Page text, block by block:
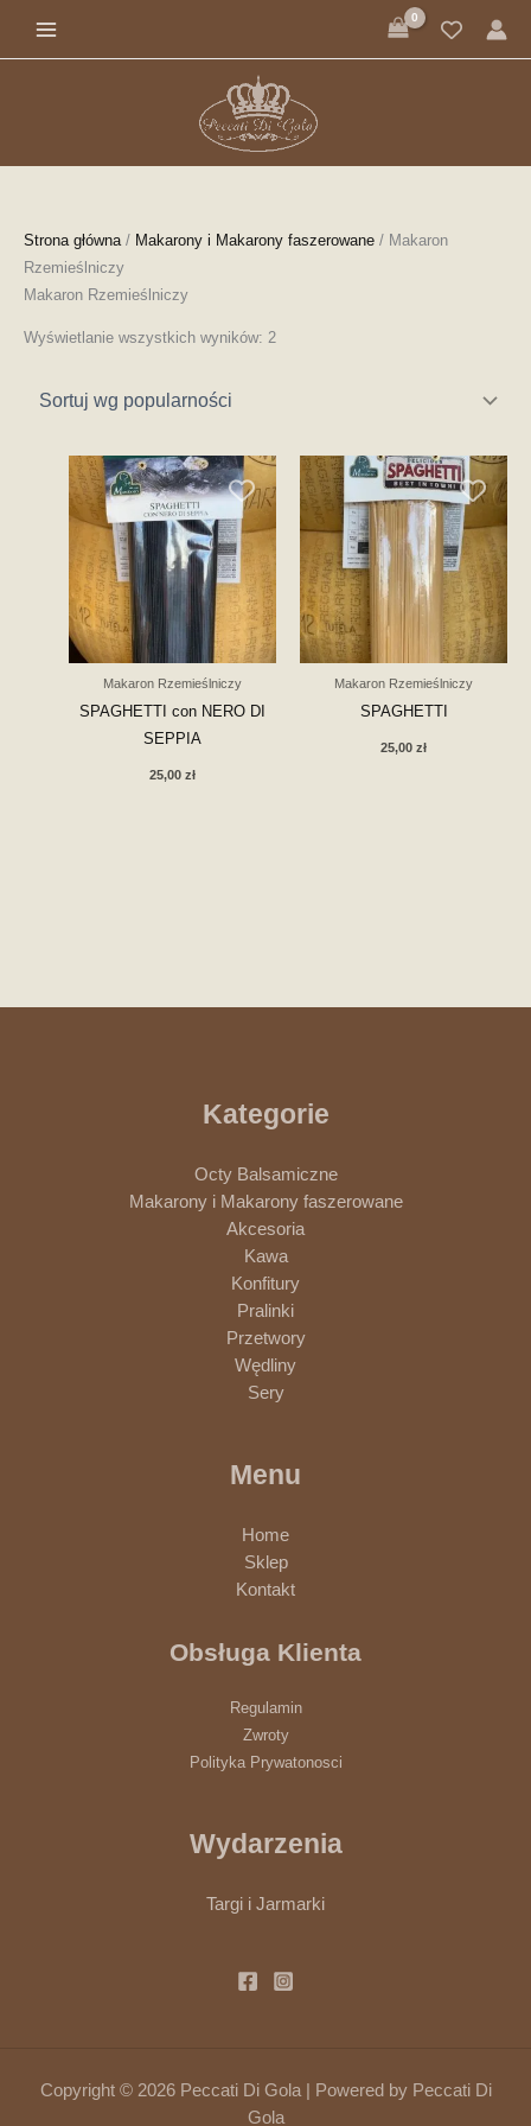
Strona główna/ Makarony i Makarony faszerowane / Makaron
Rzemieślniczy
Makaron Rzemieślniczy
Wyświetlanie wszystkich wyników: 2
Makaron Rzemieślniczy
SPAGHETTI con NERO DI
SEPPIA
25,00zł
Makaron Rzemieślniczy
SPAGHETTI
25,00zł
Kategorie
Octy Balsamiczne
Makarony i Makarony faszerowane
Akcesoria
Kawa
Konfitury
Pralinki
Przetwory
Wędliny
Sery
Menu
Home
Sklep
Kontakt
Obsługa Klienta
Regulamin
Zwroty
Polityka Prywatonosci
Wydarzenia
Targi i Jarmarki
Copyright © 2026 Peccati Di Gola | Powered by Peccati Di
Gola